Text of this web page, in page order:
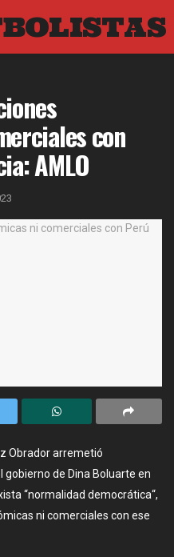
con
AMLO
Obrador arremetió
de Dina Boluarte en
“normalidad democrática“,
ni comerciales con ese